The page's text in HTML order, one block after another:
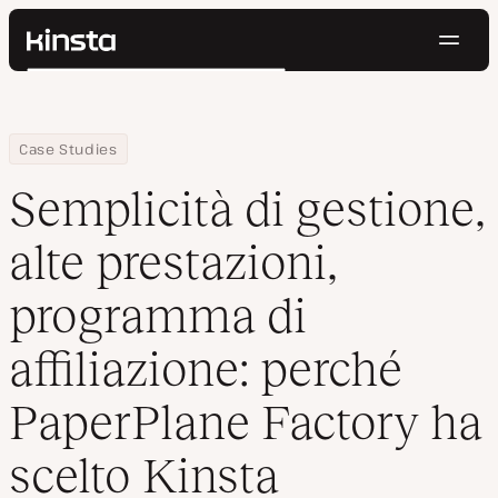
Kinsta®
Prezzi
Contatti
Cerca
Home
Azienda
Case Studies
Semplicità di gestione, alte prestazioni, programma di
Semplicità di gestione,
alte prestazioni,
programma di
affiliazione: perché
PaperPlane Factory ha
scelto Kinsta